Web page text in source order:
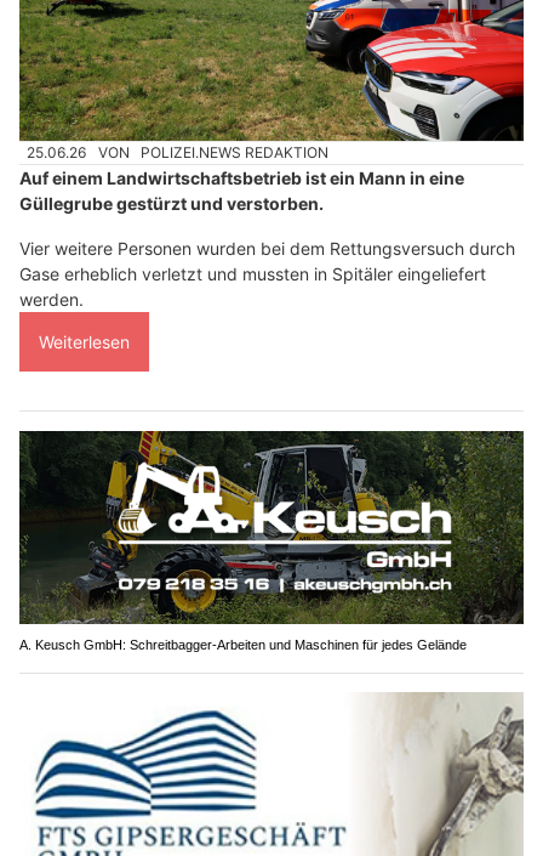
25.06.26 VON POLIZEI.NEWS REDAKTION
Auf einem Landwirtschaftsbetrieb ist ein Mann in eine
Güllegrube gestürzt und verstorben.
Vier weitere Personen wurden bei dem Rettungsversuch durch
Gase erheblich verletzt und mussten in Spitäler eingeliefert
werden.
Weiterlesen
A. Keusch GmbH: Schreitbagger-Arbeiten und Maschinen für jedes Gelände